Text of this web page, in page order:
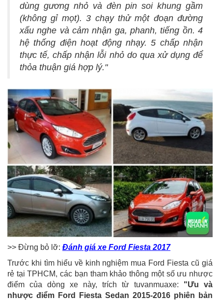
dùng gương nhỏ và đèn pin soi khung gầm
(không gỉ mọt). 3 chạy thử một đoạn đường
xấu nghe và cảm nhận ga, phanh, tiếng ồn. 4
hệ thống điện hoạt động nhạy. 5 chấp nhận
thực tế, chấp nhận lỗi nhỏ do qua xử dụng để
thỏa thuận giá hợp lý."
>> Đừng bỏ lỡ: Đánh giá xe Ford Fiesta 2017
Trước khi tìm hiểu về kinh nghiệm mua Ford Fiesta cũ giá
rẻ tại TPHCM, các bạn tham khảo thông một số ưu nhược
điểm của dòng xe này, trích từ tuvanmuaxe: "Ưu và
nhược điểm Ford Fiesta Sedan 2015-2016 phiên bản